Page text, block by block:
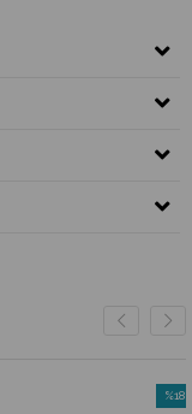
%18